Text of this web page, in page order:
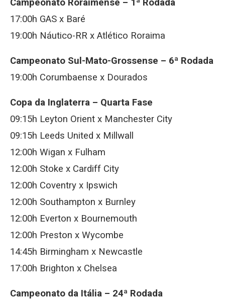
Campeonato Roraimense – 1ª Rodada
17:00h GAS x Baré
19:00h Náutico-RR x Atlético Roraima
Campeonato Sul-Mato-Grossense – 6ª Rodada
19:00h Corumbaense x Dourados
Copa da Inglaterra – Quarta Fase
09:15h Leyton Orient x Manchester City
09:15h Leeds United x Millwall
12:00h Wigan x Fulham
12:00h Stoke x Cardiff City
12:00h Coventry x Ipswich
12:00h Southampton x Burnley
12:00h Everton x Bournemouth
12:00h Preston x Wycombe
14:45h Birmingham x Newcastle
17:00h Brighton x Chelsea
Campeonato da Itália – 24ª Rodada